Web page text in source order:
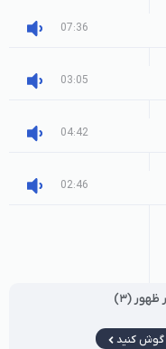
07:36
03:05
04:42
02:46
(۳)
گوش کنید